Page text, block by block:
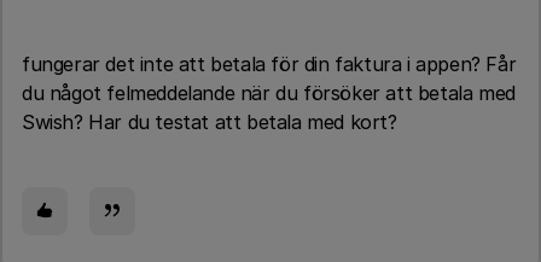
fungerar det inte att betala för din faktura i appen? Får
du något felmeddelande när du försöker att betala med
Swish? Har du testat att betala med kort?